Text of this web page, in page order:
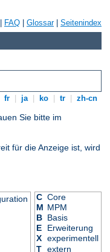
FAQ Glossar| Seitenindex
fr ja ko tr zh-cn
Sie bitte im
für die Anzeige ist, wird
C Core
M MPM
B Basis
E
Erweiterung
X experimentell
T extern